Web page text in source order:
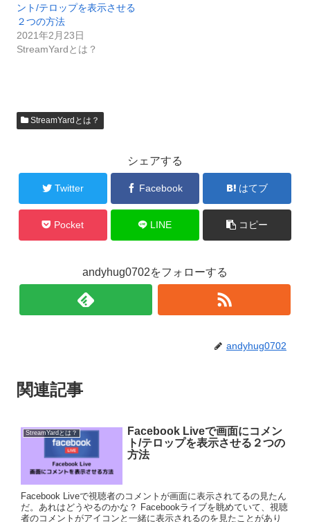
ント/テロップを表示させる
２つの方法
2021年2月23日
StreamYardとは？
StreamYardとは？
シェアする
Twitter Facebook はてブ
Pocket LINE コピー
andyhug0702をフォローする
andyhug0702
関連記事
StreamYardとは？
Facebook Liveで画面にコメン
ト/テロップを表示させる２つの
方法
Facebook Liveで視聴者のコメントが画面に表示されてるの見たん
だ。あれはどうやるのかな？ Facebookライブを眺めていて、視聴
者のコメントがアイコンと一緒に表示されるのを見たことがあり